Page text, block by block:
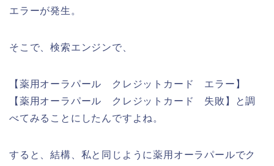
エラーが発生。
そこで、検索エンジンで、
【薬用オーラパール クレジットカード エラー】
【薬用オーラパール クレジットカード 失敗】と調
べてみることにしたんですよね。
すると、結構、私と同じように薬用オーラパールでク